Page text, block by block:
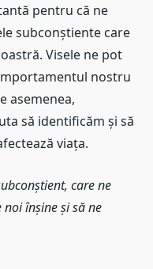
pentru că ne
subconștiente care
Visele ne pot
nostru
asemenea,
să identificăm și să
viața.
care ne
înșine și să ne